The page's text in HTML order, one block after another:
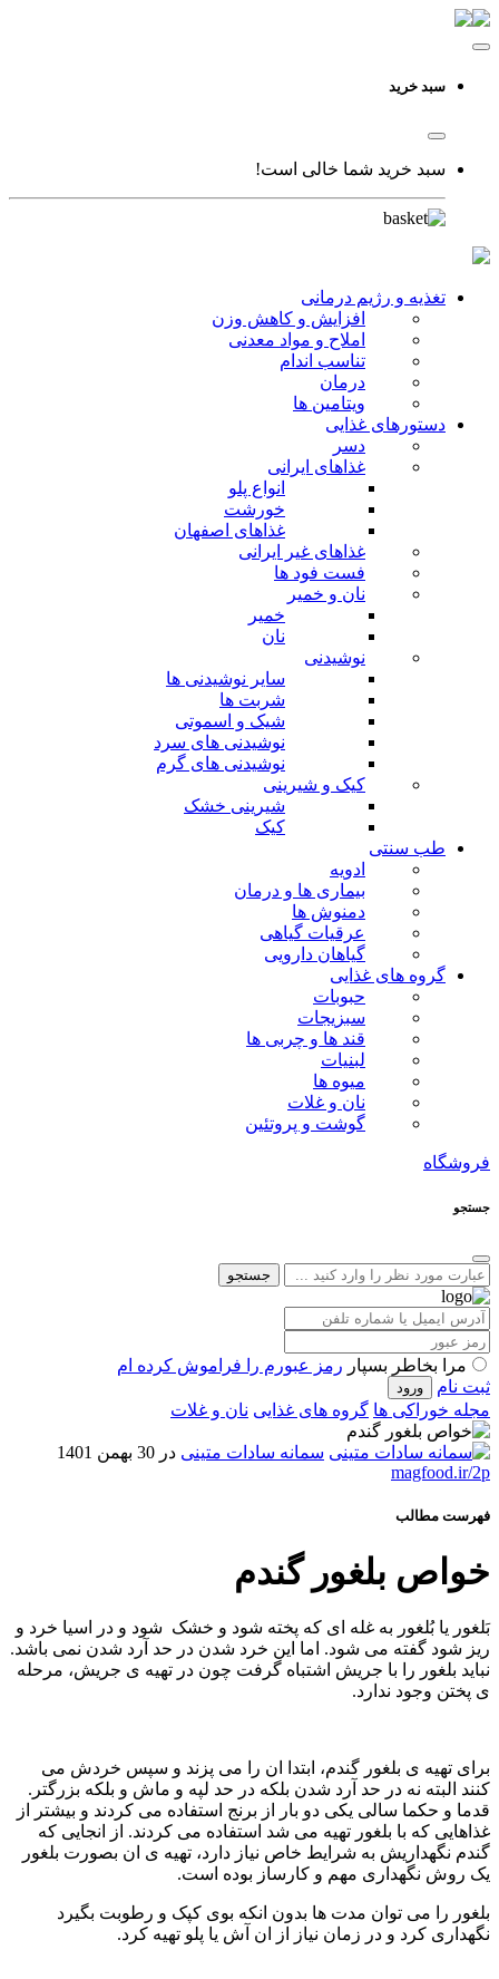
سبد خرید
سبد خرید شما خالی است!
تغذیه و رژیم درمانی
افزایش و کاهش وزن
املاح و مواد معدنی
تناسب اندام
درمان
ویتامین ها
دستورهای غذایی
دسر
غذاهای ایرانی
انواع پلو
خورشت
غذاهای اصفهان
غذاهای غیر ایرانی
فست فود ها
نان و خمیر
خمیر
نان
نوشیدنی
سایر نوشیدنی ها
شربت ها
شیک و اسموتی
نوشیدنی های سرد
نوشیدنی های گرم
کیک و شیرینی
شیرینی خشک
کیک
طب سنتی
ادویه
بیماری ها و درمان
دمنوش ها
عرقیات گیاهی
گیاهان دارویی
گروه های غذایی
حبوبات
سبزیجات
قند ها و چربی ها
لبنیات
میوه ها
نان و غلات
گوشت و پروتئین
فروشگاه
جستجو
جستجو
مرا بخاطر بسپار رمز عبورم را فراموش کرده ام
ثبت نام
مجله خوراکی ها گروه های غذایی نان و غلات
سمانه سادات متینی در 30 بهمن 1401
magfood.ir/2p
فهرست مطالب
خواص بلغور گندم
بَلغور یا بُلغور به غله ای که پخته شود و خشک شود و در اسیا خرد و
ریز شود گفته می شود. اما این خرد شدن در حد آرد شدن نمی باشد.
نباید بلغور را با جریش اشتباه گرفت چون در تهیه ی جریش، مرحله
ی پختن وجود ندارد.
برای تهیه ی بلغور گندم، ابتدا ان را می پزند و سپس خردش می
کنند البته نه در حد آرد شدن بلکه در حد لپه و ماش و بلکه بزرگتر.
قدما و حکما سالی یکی دو بار از برنج استفاده می کردند و بیشتر از
غذاهایی که با بلغور تهیه می شد استفاده می کردند. از انجایی که
گندم نگهداریش به شرایط خاص نیاز دارد، تهیه ی ان بصورت بلغور
یک روش نگهداری مهم و کارساز بوده است.
بلغور را می توان مدت ها بدون انکه بوی کپک و رطوبت بگیرد
نگهداری کرد و در زمان نیاز از ان آش یا پلو تهیه کرد.